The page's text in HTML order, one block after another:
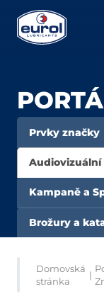
Prvky značky
Audiovizuální
Kampaně a
Brožury a
Domovská
stránka
|